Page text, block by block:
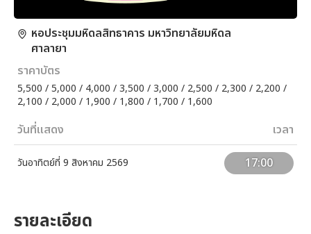
หอประชุมมหิดลสิทธาคาร มหาวิทยาลัยมหิดล
ศาลายา
ราคาบัตร
5,500 / 5,000 / 4,000 / 3,500 / 3,000 / 2,500 / 2,300 / 2,200 /
2,100 / 2,000 / 1,900 / 1,800 / 1,700 / 1,600
วันที่แสดง เวลา
วันอาทิตย์ที่ 9 สิงหาคม 2569 17:00
รายละเอียด